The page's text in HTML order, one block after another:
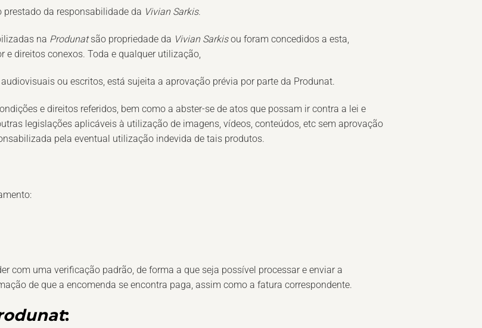
da responsabilidade da Vivian Sarkis.
na Produnatsão propriedade da Vivian Sarkisou foram concedidos a esta,
direitos conexos. Toda e qualquer utilização,
ou escritos, está sujeita a aprovação prévia por parte da Produnat.
e direitos referidos, bem como a abster-se de atos que possam ir contra a lei e
legislações aplicáveis à utilização de imagens, vídeos, conteúdos, etc sem aprovação
pela eventual utilização indevida de tais produtos.
com uma verificação padrão, de forma a que seja possível processar e enviar a
de que a encomenda se encontra paga, assim como a fatura correspondente.
: